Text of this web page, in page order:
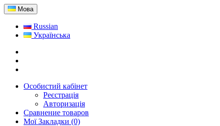
Мова
Russian
Українська
Особистий кабінет
Реєстрація
Авторизація
Сравнение товаров
Мої Закладки (0)